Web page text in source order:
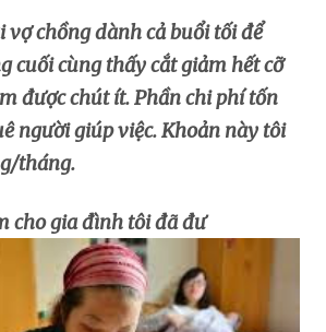
vợ chồng dành cả buổi tối để
cuối cùng thấy cắt giảm hết cỡ
được chút ít. Phần chi phí tốn
người giúp việc. Khoản này tôi
tháng.
cho gia đình tôi đã đư